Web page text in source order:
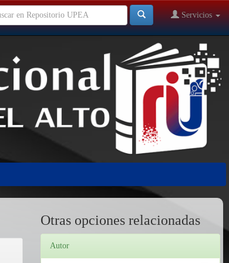
Servicios
Otras opciones relacionadas
Autor